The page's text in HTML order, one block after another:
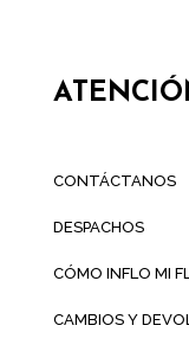
CONTÁCTANOS
DESPACHOS
CÓMO INFLO MI
CAMBIOS Y